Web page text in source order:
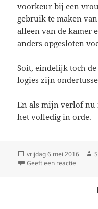
voorkeur bij een
gebruik te maken
alleen van de kamer
anders opgesloten
Soit, eindelijk toch
logies zijn
En als mijn verlof nu
het volledig in orde.
Geplaatst
op
vrijdag 6 mei 2016
Geeft een reactie